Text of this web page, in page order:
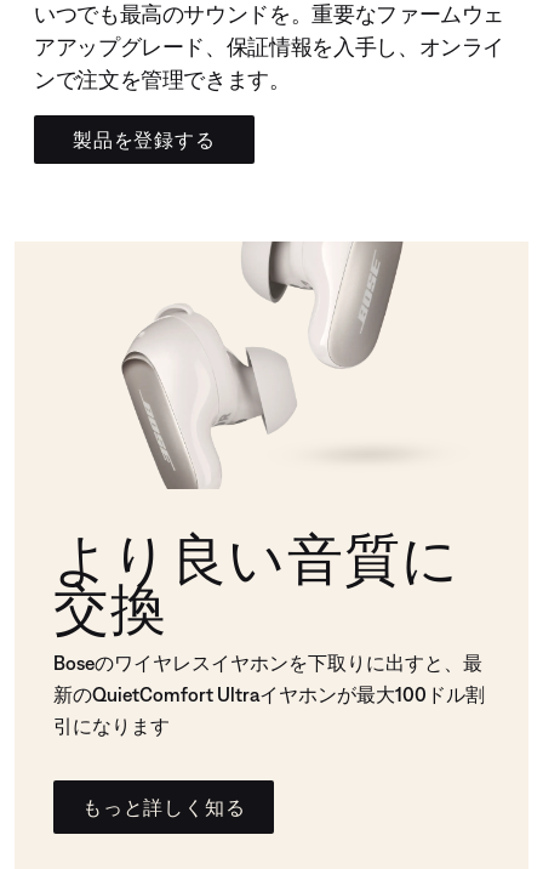
いつでも最高のサウンドを。重要なファームウェ
アアップグレード、保証情報を入手し、オンライ
ンで注文を管理できます。
製品を登録する
より良い音質に
交換
Boseのワイヤレスイヤホンを下取りに出すと、最
新のQuietComfort Ultraイヤホンが最大100ドル割
引になります
もっと詳しく知る